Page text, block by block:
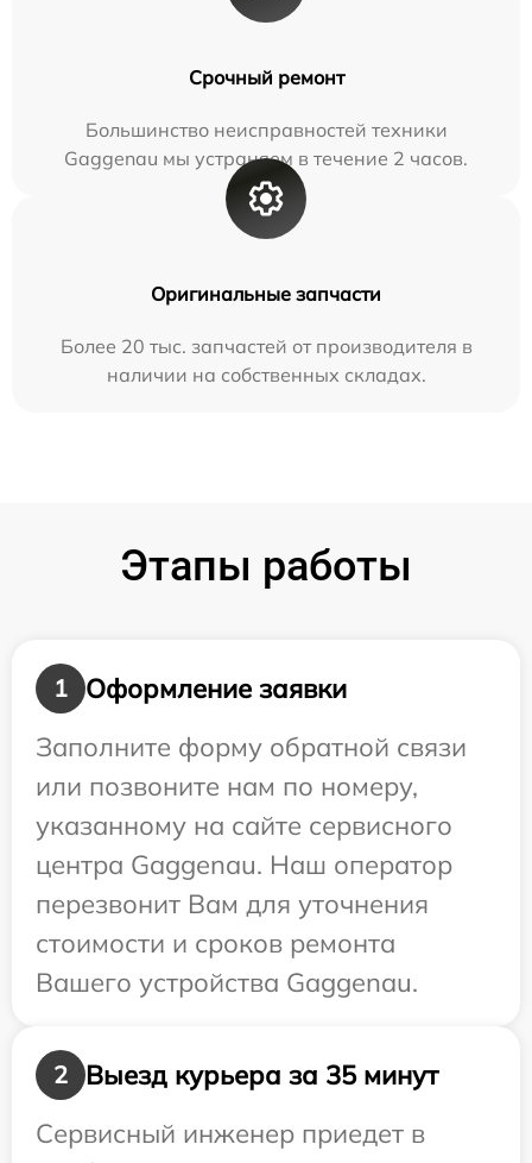
Срочный ремонт
Большинство неисправностей техники
Gaggenau мы устраняем в течение 2 часов.
Оригинальные запчасти
Более 20 тыс. запчастей от производителя в
наличии на собственных складах.
Этапы работы
1
Оформление заявки
Заполните форму обратной связи
или позвоните нам по номеру,
указанному на сайте сервисного
центра Gaggenau. Наш оператор
перезвонит Вам для уточнения
стоимости и сроков ремонта
Вашего устройства Gaggenau.
2
Выезд курьера за 35 минут
Сервисный инженер приедет в